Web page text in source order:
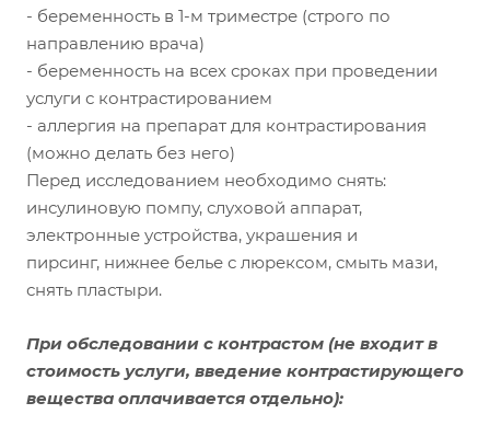
- беременность в 1-м триместре (строго по
направлению врача)
- беременность на всех сроках при проведении
услуги с контрастированием
- аллергия на препарат для контрастирования
(можно делать без него)
Перед исследованием необходимо снять:
инсулиновую помпу, слуховой аппарат,
электронные устройства, украшения и
пирсинг, нижнее белье с люрексом, смыть мази,
снять пластыри.
При обследовании с контрастом (не входит в
стоимость услуги, введение контрастирующего
вещества оплачивается отдельно):